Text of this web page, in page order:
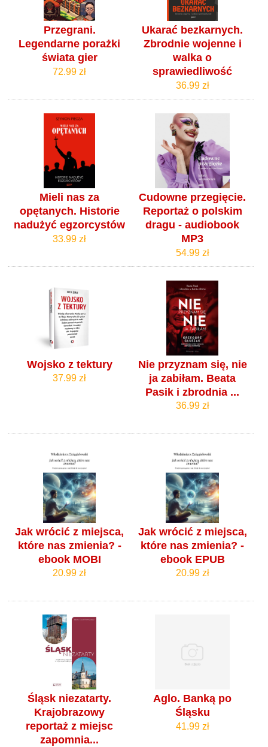
Przegrani.
Legendarne porażki
świata gier
72.99 zł
Ukarać bezkarnych.
Zbrodnie wojenne i
walka o
sprawiedliwość
36.99 zł
Mieli nas za
opętanych. Historie
nadużyć egzorcystów
33.99 zł
Cudowne przegięcie.
Reportaż o polskim
dragu - audiobook
MP3
54.99 zł
Wojsko z tektury
37.99 zł
Nie przyznam się, nie
ja zabiłam. Beata
Pasik i zbrodnia ...
36.99 zł
Jak wrócić z miejsca,
które nas zmienia? -
ebook MOBI
20.99 zł
Jak wrócić z miejsca,
które nas zmienia? -
ebook EPUB
20.99 zł
Śląsk niezatarty.
Krajobrazowy
reportaż z miejsc
zapomnia...
Aglo. Banką po
Śląsku
41.99 zł